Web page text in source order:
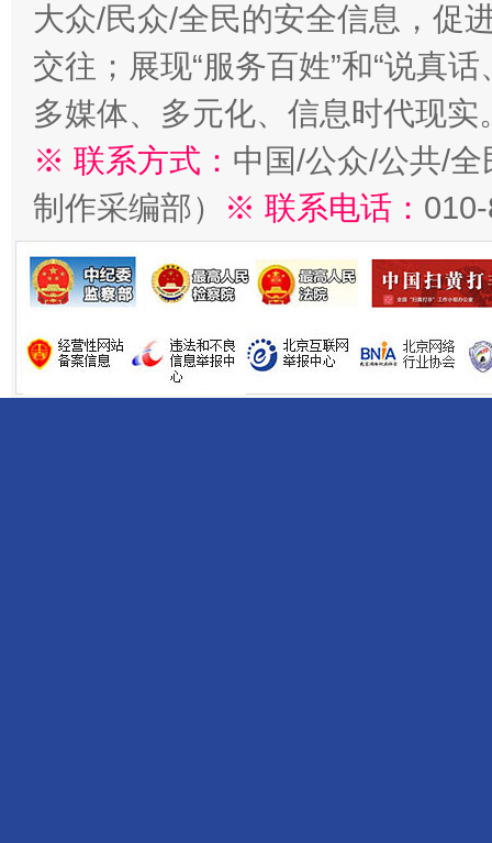
大众/民众/全民的安全信息，促
交往；展现“服务百姓”和“说真
多媒体、多元化、信息时代现实
※ 联系方式： 中国/公众/公共/
制作采编部）
※ 联系电话：